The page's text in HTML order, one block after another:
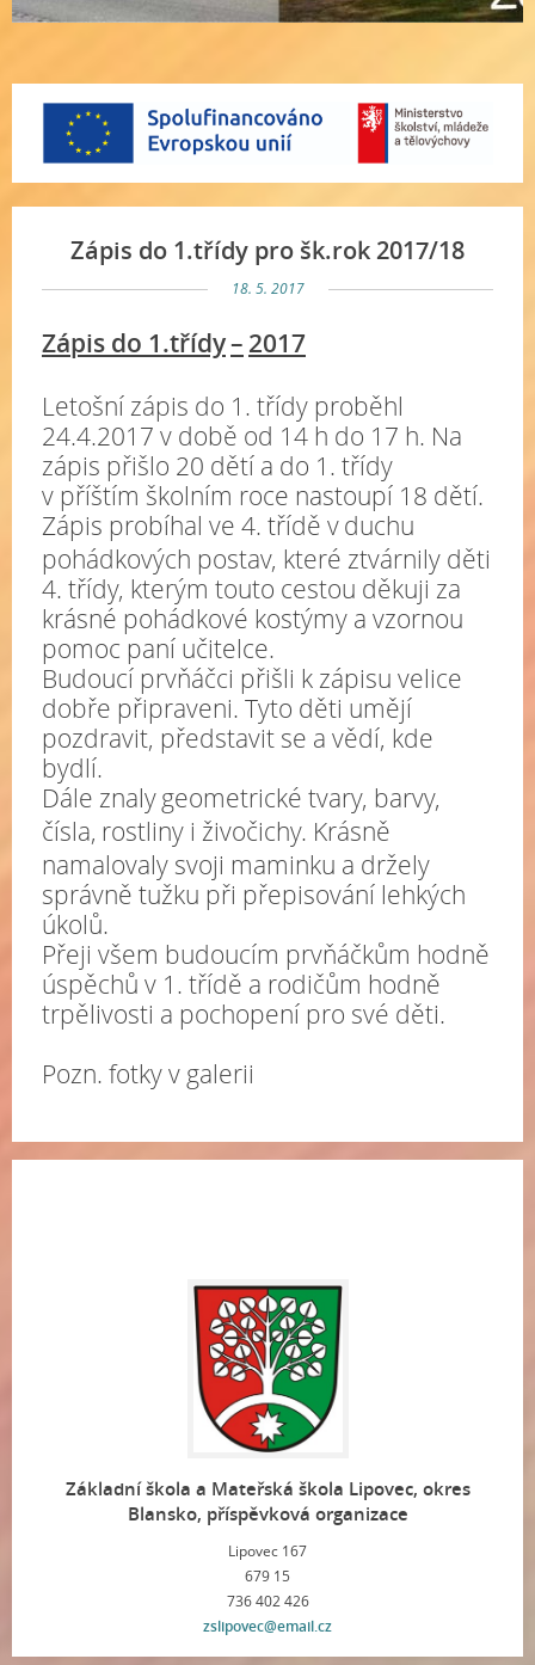
Zápis do 1.třídy pro šk.rok 2017/18
18. 5. 2017
Zápis do 1.třídy– 2017
Letošní zápis do 1. třídy proběhl
24.4.2017 v době od 14 h do 17 h. Na
zápis přišlo 20 dětí a do 1. třídy
v příštím školním roce nastoupí 18 dětí.
Zápis probíhal ve 4. třídě vduchu
pohádkových postav, které ztvárnily děti
4. třídy, kterým touto cestou děkuji za
krásné pohádkové kostýmy a vzornou
pomoc paní učitelce.
Budoucí prvňáčci přišli k zápisu velice
dobře připraveni. Tyto děti umějí
pozdravit, představit se a vědí, kde
bydlí.
Dále znalygeometrické tvary, barvy,
čísla, rostliny i živočichy. Krásně
namalovaly svoji maminku a držely
správně tužku při přepisování lehkých
úkolů.
Přeji všem budoucím prvňáčkům hodně
úspěchů v 1. třídě a rodičům hodně
trpělivosti a pochopení pro své děti.
Pozn. fotky v galerii
Základní škola a Mateřská škola Lipovec, okres
Blansko, příspěvková organizace
Lipovec 167
679 15
736 402 426
zslipovec@email.cz